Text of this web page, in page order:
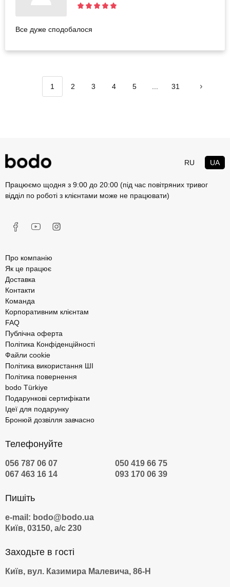
Все дуже сподобалося
1 2 3 4 5 31
RU UA
Працюємо щодня з 9:00 до 20:00 (під час повітряних тривог
відділ по роботі з клієнтами може не працювати)
Про компанію
Як це працює
Доставка
Контакти
Команда
Корпоративним клієнтам
FAQ
Публічна оферта
Політика Конфіденційності
Файли cookie
Політика використання ШІ
Політика повернення
bodo Türkiye
Подарункові сертифікати
Ідеї для подарунку
Бронюй дозвілля завчасно
Телефонуйте
056 787 06 07
050 419 66 75
067 463 16 14
093 170 06 39
Пишіть
e-mail: bodo@bodo.ua
Київ, 03150, а/с 230
Заходьте в гості
Київ, вул. Казимира Малевича, 86-Н